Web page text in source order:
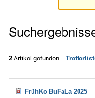
2 Artikel gefunden.
FrühKo BuFaLa 2025